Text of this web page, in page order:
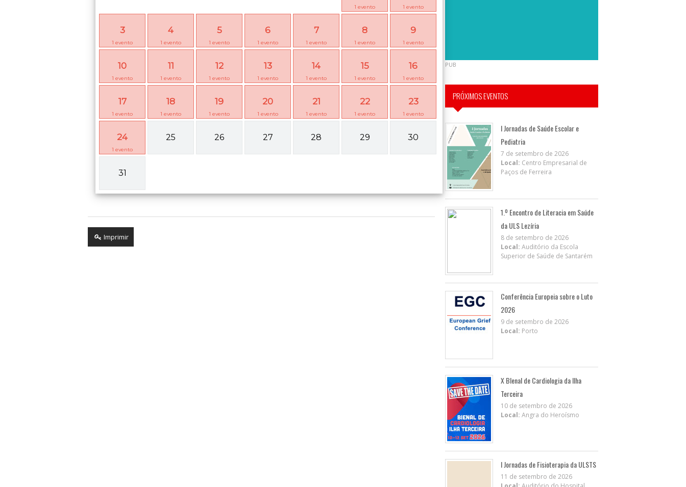
1 evento 1 evento
3
1 evento
4
1 evento
5
1 evento
6
1 evento
7
1 evento
8
1 evento
9
1 evento
10
1 evento
11
1 evento
12
1 evento
13
1 evento
14
1 evento
15
1 evento
16
1 evento
17
1 evento
18
1 evento
19
1 evento
20
1 evento
21
1 evento
22
1 evento
23
1 evento
24
1 evento
25 26 27 28 29 30
31
Imprimir
PUB
PRÓXIMOS EVENTOS
I Jornadas de Saúde Escolar e
Pediatria
7 de setembro de 2026
Local: Centro Empresarial de
Paços de Ferreira
1.º Encontro de Literacia em Saúde
da ULS Lezíria
8 de setembro de 2026
Local: Auditório da Escola
Superior de Saúde de Santarém
Conferência Europeia sobre o Luto
2026
9 de setembro de 2026
Local: Porto
X BIenal de Cardiologia da Ilha
Terceira
10 de setembro de 2026
Local: Angra do Heroísmo
I Jornadas de Fisioterapia da ULSTS
11 de setembro de 2026